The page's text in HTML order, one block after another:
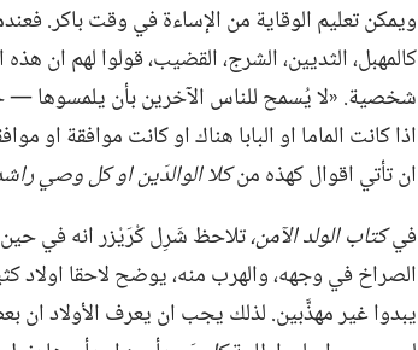
ويمكن تعليم الوقاية من الإساءة في وقت باكر.‏
كالمهبل،‏ الثديين،‏ الشرج،‏ القضيب،‏ قولوا لهم ان
شخصية.‏ «لا يُسمح للناس الآخرين بأن يلمسوها —‏
اذا كانت الماما او البابا هناك او كانت موافقة او
ان تأتي اقوال كهذه منكلا الوالدَين او كل وصي
فيكتاب الولد الآمن،‏تلاحظ شَرِل كْرَيْزر انه في
الصراخ في وجهه،‏ والهرب منه،‏ يوضح لاحقا اولاد
يبدوا غير مهذَّبين.‏ لذلك يجب ان يعرف الأولاد ان